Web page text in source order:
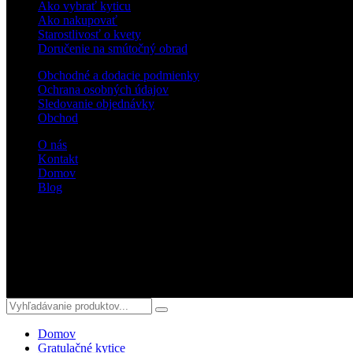
Ako vybrať kyticu
Ako nakupovať
Starostlivosť o kvety
Doručenie na smútočný obrad
Obchodné a dodacie podmienky
Ochrana osobných údajov
Sledovanie objednávky
Obchod
O nás
Kontakt
Domov
Blog
Domov
Gratulačné kytice